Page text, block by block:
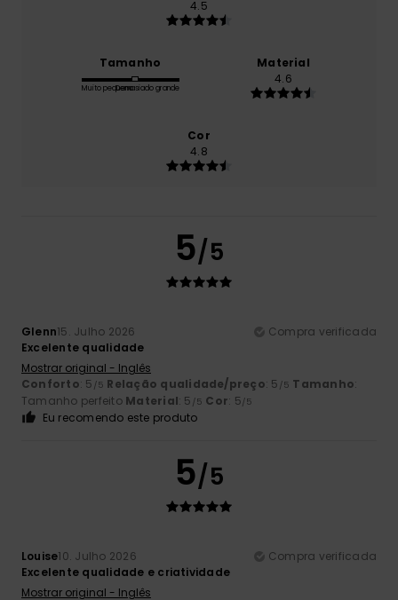
4.5
Tamanho
Muito pequenoDemasiado grande
Material
4.6
Cor
4.8
5/5
Glenn15. Julho 2026
Compra verificada
Excelente qualidade
Mostrar original - Inglês
Conforto: 5 /5 Relação qualidade/preço: 5 /5 Tamanho:
Tamanho perfeito Material: 5 /5 Cor: 5/5
Eu recomendo este produto
5/5
Louise10. Julho 2026
Compra verificada
Excelente qualidade e criatividade
Mostrar original - Inglês